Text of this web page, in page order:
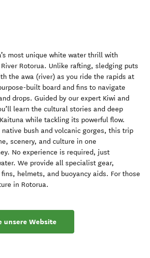
most unique white water thrill with
Rotorua. Unlike rafting, sledging puts
the awa (river) as you ride the rapids at
built board and fins to navigate
drops. Guided by our expert Kiwi and
learn the cultural stories and deep
while tackling its powerful flow.
native bush and volcanic gorges, this trip
scenery, and culture in one
No experience is required, just
We provide all specialist gear,
helmets, and buoyancy aids. For those
in Rotorua.
unsere Website